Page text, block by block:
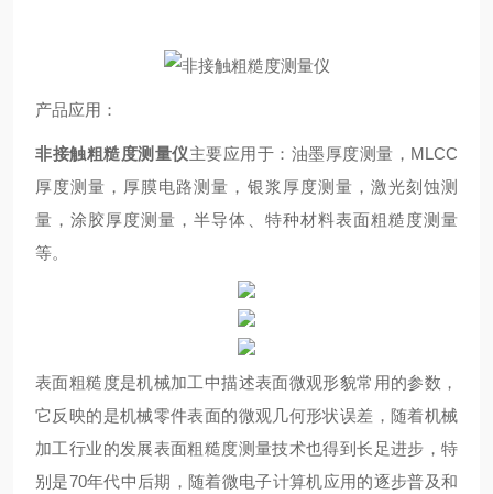
产品应用：
非接触粗糙度测量仪主要应用于：油墨厚度测量，MLCC
厚度测量，厚膜电路测量，银浆厚度测量，激光刻蚀测
量，涂胶厚度测量，半导体、特种材料表面粗糙度测量
等。
表面粗糙度是机械加工中描述表面微观形貌常用的参数，
它反映的是机械零件表面的微观几何形状误差，随着机械
加工行业的发展表面粗糙度测量技术也得到长足进步，特
别是70年代中后期，随着微电子计算机应用的逐步普及和